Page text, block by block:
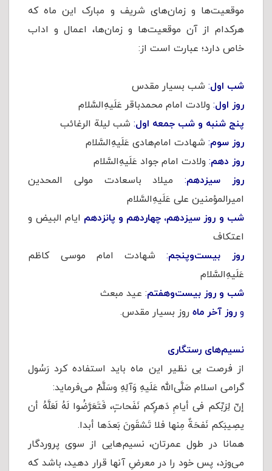
موقعیت‌ها و زمان‌های شریف و مبارک این ماه که
هرکدام از آن موقعیت‌ها و زمان‌ها، اعمال و اداب
خاص دارد؛ عبارت است از:
شب اول: شب بسیار مقدس
روز اول: ولادت امام محمدباقر عَلَیهِ‌السَّلام
پنج شنبه و شب جمعه اول: شب لیلة الرغائب
روز سوم: شهادت امام‌هادی عَلَیهِ‌السَّلام
روز دهم: ولادت امام جواد عَلَیهِ‌السَّلام
روز سیزدهم: میلاد باسعادت مولی المحدین
امیرالمؤمنین علی عَلَیهِ‌السَّلام
شب و روز سیزدهم، چهاردهم و پانزدهم ایام البیض و
اعتکاف
روز بیست‌وپنجم:شهادت امام موسی کاظم
عَلَیهِ‌السَّلام
شب و روز بیست‌وهفتم: عید مبعث
و روز آخر ماه روز بسیار مقدس.
نسیم‌های رستگاری
از فرصت بی نظیر این ماه باید استفاده کرد رَسُول
گرامی اسلام صَلَّى‌الله عَلَیهِ وَآلِهِ وسَلَّمْ می‌فرماید:
إنّ لِرَبِّکم فی أیامِ دَهرِکم نَفَحاتٍ، فَتَعَرَّضُوا لَهُ لَعَلَّهُ أن
یصِیبَکم نَفحَةٌ مِنها فلا تَشقَونَ بَعدَها أبدا.
همانا در طول عمرتان، نسیم‌هایى از سوى پروردگار
مى‌وزد، پس خود را در معرضِ آنها قرار دهید، باشد که